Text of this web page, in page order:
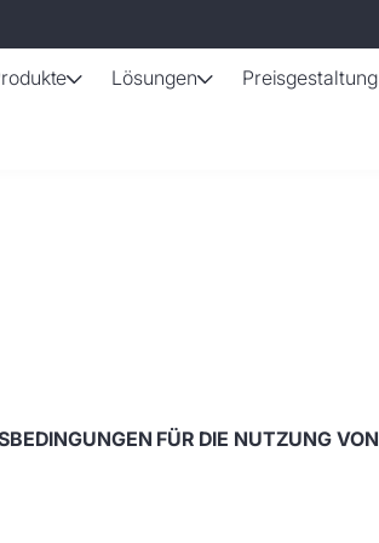
Lösungen Preisgestaltung
FÜR DIE NUTZUNG VON